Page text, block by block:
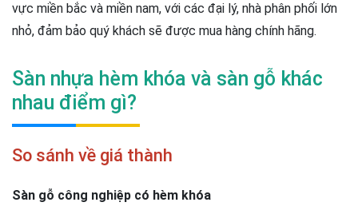
vực miền bắc và miền nam, với các đại lý, nhà phân phối lớn
nhỏ, đảm bảo quý khách sẽ được mua hàng chính hãng.
Sàn nhựa hèm khóa và sàn gỗ khác
nhau điểm gì?
So sánh về giá thành
Sàn gỗ công nghiệp có hèm khóa